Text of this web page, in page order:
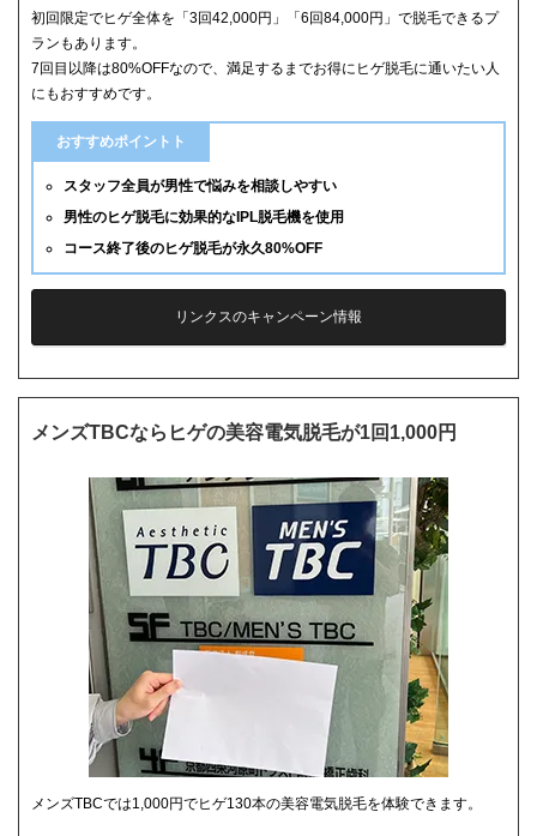
初回限定でヒゲ全体を「3回42,000円」「6回84,000円」で脱毛できるプ
ランもあります。
7回目以降は80%OFFなので、満足するまでお得にヒゲ脱毛に通いたい人
にもおすすめです。
おすすめポイントト
スタッフ全員が男性で悩みを相談しやすい
男性のヒゲ脱毛に効果的なIPL脱毛機を使用
コース終了後のヒゲ脱毛が永久80%OFF
リンクスのキャンペーン情報
メンズTBCならヒゲの美容電気脱毛が1回1,000円
メンズTBCでは1,000円でヒゲ130本の美容電気脱毛を体験できます。